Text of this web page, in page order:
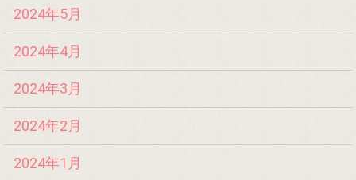
2024年5月
2024年4月
2024年3月
2024年2月
2024年1月